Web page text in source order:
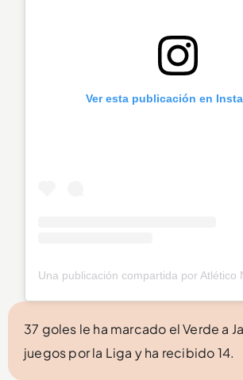
Ver esta publicación en
37 goles le ha marcado el Verde a
juegos por la Liga y ha recibido 14.